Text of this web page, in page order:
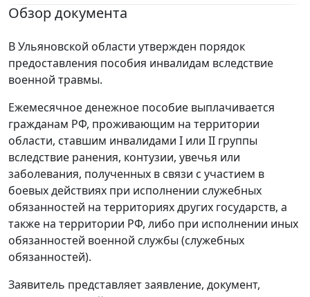
Обзор документа
В Ульяновской области утвержден порядок
предоставления пособия инвалидам вследствие
военной травмы.
Ежемесячное денежное пособие выплачивается
гражданам РФ, проживающим на территории
области, ставшим инвалидами I или II группы
вследствие ранения, контузии, увечья или
заболевания, полученных в связи с участием в
боевых действиях при исполнении служебных
обязанностей на территориях других государств, а
также на территории РФ, либо при исполнении иных
обязанностей военной службы (служебных
обязанностей).
Заявитель представляет заявление, документ,